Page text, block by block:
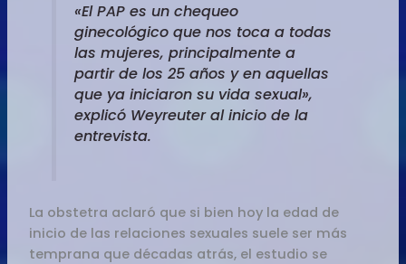
«El PAP es un chequeo
ginecológico que nos toca a todas
las mujeres, principalmente a
partir de los 25 años y en aquellas
que ya iniciaron su vida sexual»,
explicó Weyreuter al inicio de la
entrevista.
La obstetra aclaró que si bien hoy la edad de
inicio de las relaciones sexuales suele ser más
temprana que décadas atrás, el estudio se